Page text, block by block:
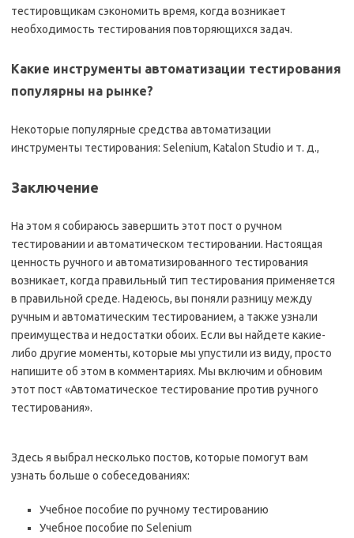
тестировщикам сэкономить время, когда возникает
необходимость тестирования повторяющихся задач.
Какие инструменты автоматизации тестирования
популярны на рынке?
Некоторые популярные средства автоматизации
инструменты тестирования: Selenium, Katalon Studio и т. д.,
Заключение
На этом я собираюсь завершить этот пост о ручном
тестировании и автоматическом тестировании. Настоящая
ценность ручного и автоматизированного тестирования
возникает, когда правильный тип тестирования применяется
в правильной среде. Надеюсь, вы поняли разницу между
ручным и автоматическим тестированием, а также узнали
преимущества и недостатки обоих. Если вы найдете какие-
либо другие моменты, которые мы упустили из виду, просто
напишите об этом в комментариях. Мы включим и обновим
этот пост «Автоматическое тестирование против ручного
тестирования».
Здесь я выбрал несколько постов, которые помогут вам
узнать больше о собеседованиях:
Учебное пособие по ручному тестированию
Учебное пособие по Selenium